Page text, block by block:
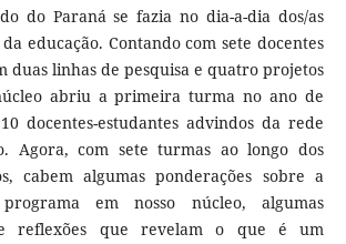
do Paraná se fazia no dia-a-dia dos/as
educação. Contando com sete docentes
duas linhas de pesquisa e quatro projetos
abriu a primeira turma no ano de
docentes-estudantes advindos da rede
Agora, com sete turmas ao longo dos
cabem algumas ponderações sobre a
em nosso núcleo, algumas
e reflexões que revelam o que é um